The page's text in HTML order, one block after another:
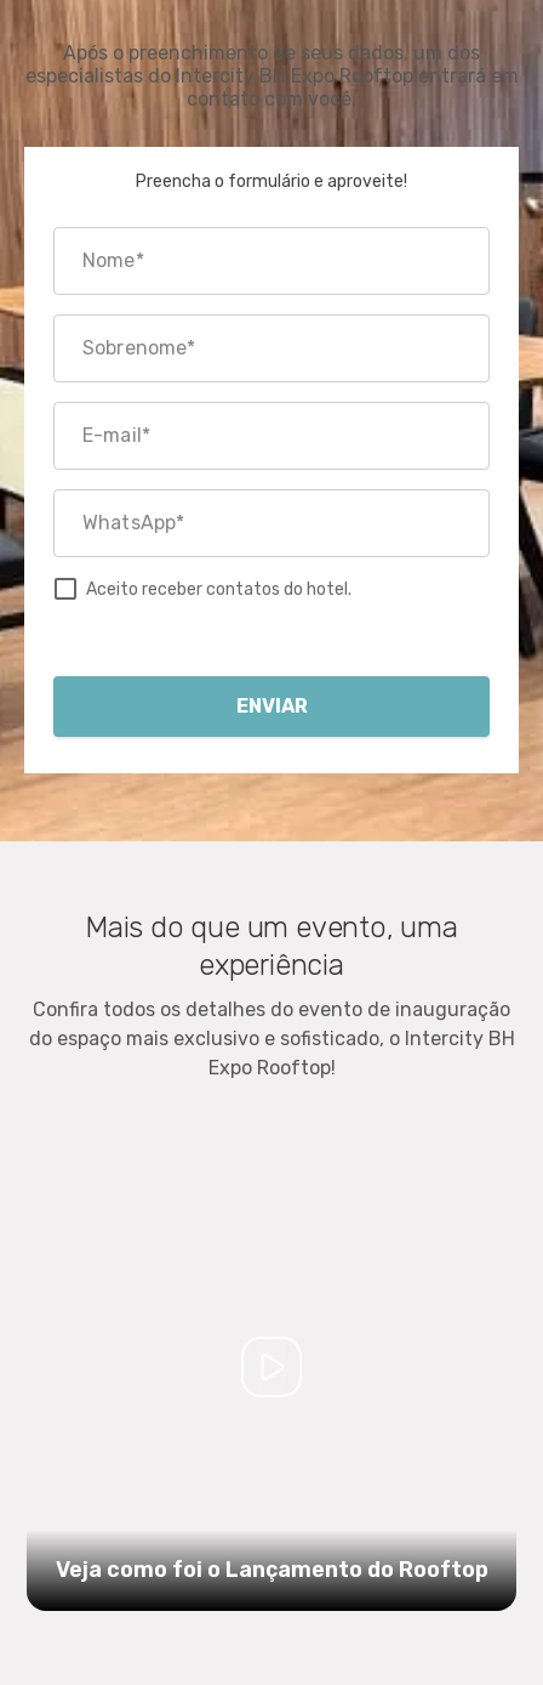
Após o preenchimento de seus dados, um dos
especialistas do Intercity BH Expo Rooftop entrará em
contato com você.
Preencha o formulário e aproveite!
Nome*
Sobrenome*
E-mail*
WhatsApp*
Aceito receber contatos do hotel.
ENVIAR
Mais do que um evento, uma
experiência
Confira todos os detalhes do evento de inauguração
do espaço mais exclusivo e sofisticado, o Intercity BH
Expo Rooftop!
Veja como foi o Lançamento do Rooftop